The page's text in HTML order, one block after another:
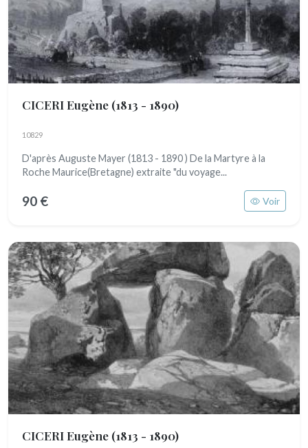
CICERI Eugène (1813 - 1890)
10829
D'après Auguste Mayer (1813 - 1890 ) De la Martyre à la
Roche Maurice(Bretagne) extraite "du voyage...
90 € Voir
CICERI Eugène (1813 - 1890)